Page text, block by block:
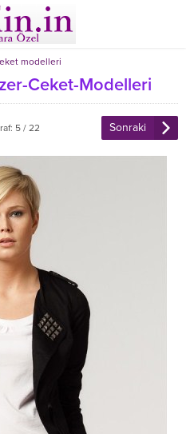
modelleri
Ceket-Modelleri
5 / 22 Sonraki